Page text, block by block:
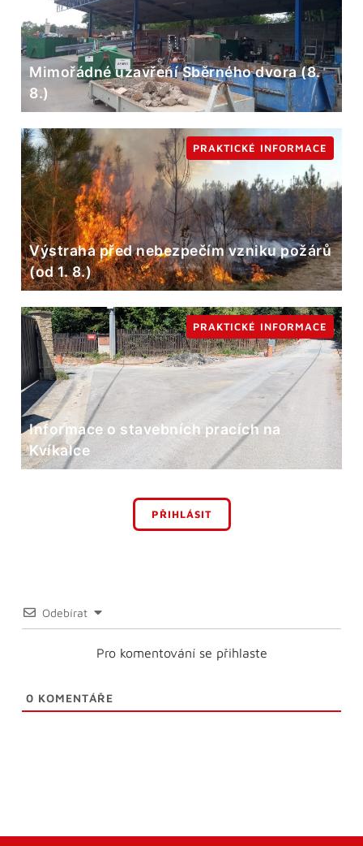
Mimořádné uzavření Sběrného dvora (8.
8.)
Výstraha před nebezpečím vzniku požárů
(od 1. 8.)
PRAKTICKÉ INFORMACE
Informace o stavebních pracích na
Kvíkalce
PRAKTICKÉ INFORMACE
PŘIHLÁSIT
Odebírat
Pro komentování se přihlaste
0 KOMENTÁŘE